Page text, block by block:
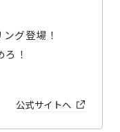
グ登場！
！
公式サイトへ